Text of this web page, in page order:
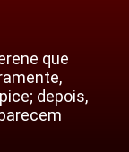
que
depois,